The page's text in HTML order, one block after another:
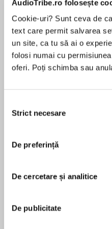
AudioTribe.ro folosește
Cookie-uri? Sunt ceva de
text care permit salvarea
un site, ca tu să ai o
folosi numai cu
oferi. Poți schimba sau
consimțământului
Strict necesare
De preferință
De cercetare și analitice
De publicitate
Desprecarte
‘Impeccable
alive…Exhilarating stuff’
series starring PC Donal
Irish runaway.
Donal is new to
best to forget that
many police
pentru această
James ‘Jim’ Nally is a